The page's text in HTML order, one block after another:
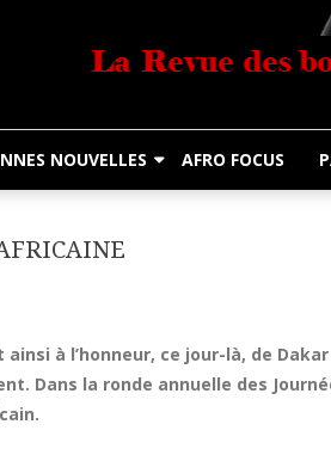
NOUVELLES AFRO FOCUS
à l’honneur, ce jour-là, de Dakar
Dans la ronde annuelle des